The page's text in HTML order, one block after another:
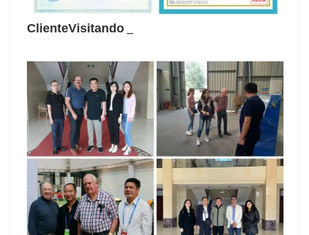
ClienteVisitando